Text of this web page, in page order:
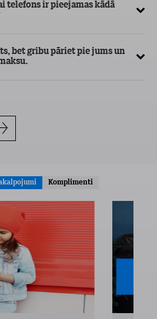
telefons ir pieejamas kādā
bet gribu pāriet pie jums un
Komplimenti